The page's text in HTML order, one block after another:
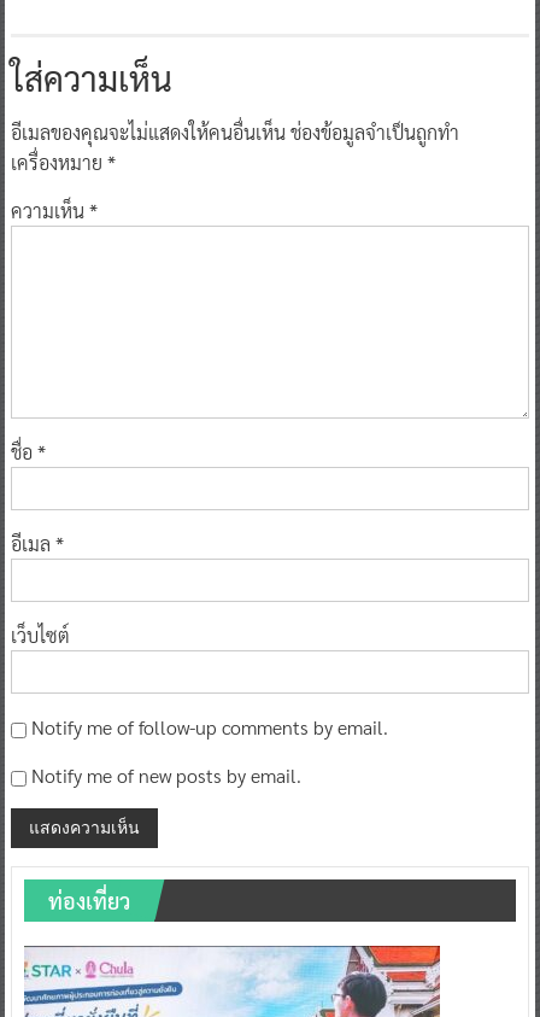
ใส่ความเห็น
อีเมลของคุณจะไม่แสดงให้คนอื่นเห็นช่องข้อมูลจำเป็นถูกทำ
เครื่องหมาย *
ความเห็น*
ชื่อ *
อีเมล *
เว็บไซต์
Notify me of follow-up comments by email.
Notify me of new posts by email.
ท่องเที่ยว